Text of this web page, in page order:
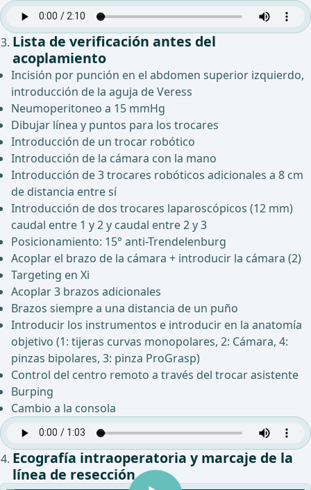
Lista de verificación antes del
acoplamiento
Incisión por punción en el abdomen superior izquierdo,
introducción de la aguja de Veress
Neumoperitoneo a 15 mmHg
Dibujar línea y puntos para los trocares
Introducción de un trocar robótico
Introducción de la cámara con la mano
Introducción de 3 trocares robóticos adicionales a 8 cm
de distancia entre sí
Introducción de dos trocares laparoscópicos (12 mm)
caudal entre 1 y 2 y caudal entre 2 y 3
Posicionamiento: 15° anti-Trendelenburg
Acoplar el brazo de la cámara + introducir la cámara (2)
Targeting en Xi
Acoplar 3 brazos adicionales
Brazos siempre a una distancia de un puño
Introducir los instrumentos e introducir en la anatomía
objetivo (1: tijeras curvas monopolares, 2: Cámara, 4:
pinzas bipolares, 3: pinza ProGrasp)
Control del centro remoto a través del trocar asistente
Burping
Cambio a la consola
Ecografía intraoperatoria y marcaje de la
línea de resección